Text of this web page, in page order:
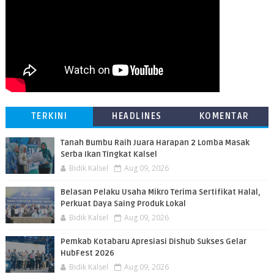
TERKINI HEADLINES KOMENTAR
Tanah Bumbu Raih Juara Harapan 2 Lomba Masak
Serba Ikan Tingkat Kalsel
Bidik Kalsel Aug 09, 2026
Belasan Pelaku Usaha Mikro Terima Sertifikat Halal,
Perkuat Daya Saing Produk Lokal
Bidik Kalsel Aug 09, 2026
Pemkab Kotabaru Apresiasi Dishub Sukses Gelar
HubFest 2026
Bidik Kalsel Aug 09, 2026